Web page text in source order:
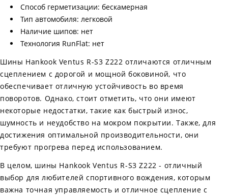
Способ герметизации: бескамерная
Тип автомобиля: легковой
Наличие шипов: нет
Технология RunFlat: нет
Шины Hankook Ventus R-S3 Z222 отличаются отличным
сцеплением с дорогой и мощной боковиной, что
обеспечивает отличную устойчивость во время
поворотов. Однако, стоит отметить, что они имеют
некоторые недостатки, такие как быстрый износ,
шумность и неудобство на мокром покрытии. Также, для
достижения оптимальной производительности, они
требуют прогрева перед использованием.
В целом, шины Hankook Ventus R-S3 Z222 - отличный
выбор для любителей спортивного вождения, которым
важна точная управляемость и отличное сцепление с